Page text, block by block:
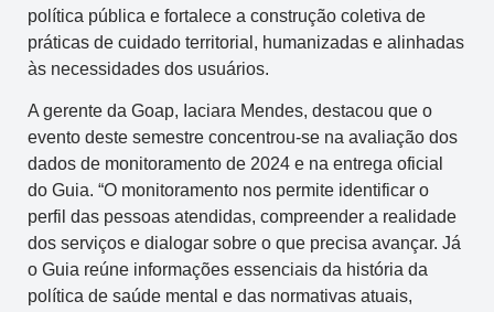
política pública e fortalece a construção coletiva de
práticas de cuidado territorial, humanizadas e alinhadas
às necessidades dos usuários.
A gerente da Goap, Iaciara Mendes, destacou que o
evento deste semestre concentrou-se na avaliação dos
dados de monitoramento de 2024 e na entrega oficial
do Guia. “O monitoramento nos permite identificar o
perfil das pessoas atendidas, compreender a realidade
dos serviços e dialogar sobre o que precisa avançar. Já
o Guia reúne informações essenciais da história da
política de saúde mental e das normativas atuais,